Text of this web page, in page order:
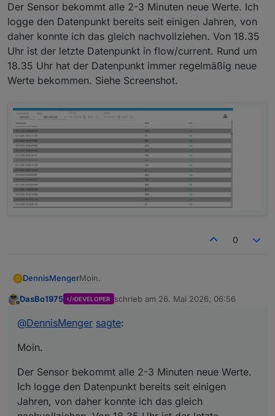
Der Sensor bekommt alle 2-3 Minuten neue Werte. Ich
logge den Datenpunkt bereits seit einigen Jahren, von
daher konnte ich das gleich nachvollziehen. Von 18.35
Uhr ist der letzte Datenpunkt in flow/current. Rund um
18.35 Uhr hat der Datenpunkt immer regelmäßig neue
Werte bekommen. Siehe Screenshot.
0
D DennisMengerMoin.
Der Sensor bekommt alle 2-3 Minuten neue
einigen Jahren, von daher konnte ich das
neue Werte bekommen. Siehe Screenshot.
DasBo1975 DEVELOPER schrieb am 26. Mai 2026, 06:56
zuletzt editiert von
@DennisMenger sagte:
Moin.
Der Sensor bekommt alle 2-3 Minuten neue Werte.
Ich logge den Datenpunkt bereits seit einigen
Jahren, von daher konnte ich das gleich